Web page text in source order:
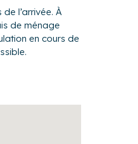
qui pourront
l’arrivée. À
de ménage
en cours de